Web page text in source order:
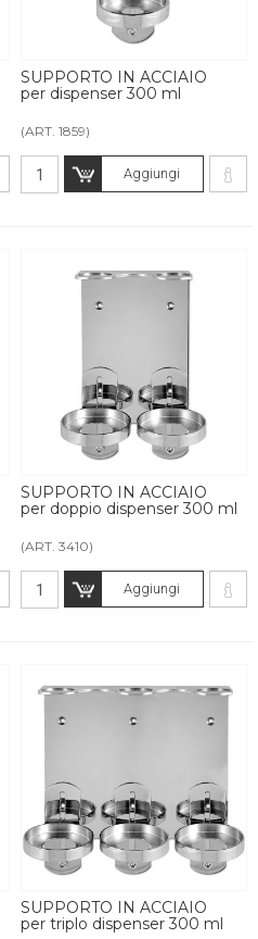
SUPPORTO IN ACCIAIO
per dispenser 300 ml
(ART. 1859)
Aggiungi
SUPPORTO IN ACCIAIO
per doppio dispenser 300 ml
(ART. 3410)
Aggiungi
SUPPORTO IN ACCIAIO
per triplo dispenser 300 ml